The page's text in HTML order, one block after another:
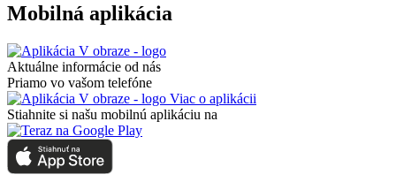
Mobilná aplikácia
Aktuálne informácie od nás
Priamo vo vašom telefóne
Viac o aplikácii
Stiahnite si našu mobilnú aplikáciu na